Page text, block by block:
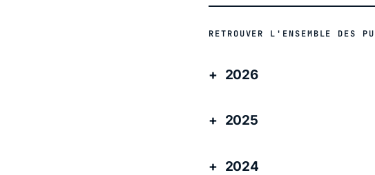
RETROUVER L'ENSEMBLE DES
2026
2025
2024